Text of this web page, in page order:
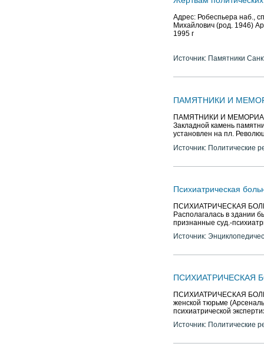
Адрес: Робеспьера наб.,
Михайлович (род. 1946)
1995 г
Источник: Памятники
ПАМЯТНИКИ И
ПАМЯТНИКИ И
Закладной камень
установлен на пл.
Источник: Политические
Психиатрическая
ПСИХИАТРИЧЕСКАЯ
Располагалась в здании
признанные суд.-
Источник:
ПСИХИАТРИЧЕСКАЯ
ПСИХИАТРИЧЕСКАЯ
женской тюрьме
психиатрической
Источник: Политические